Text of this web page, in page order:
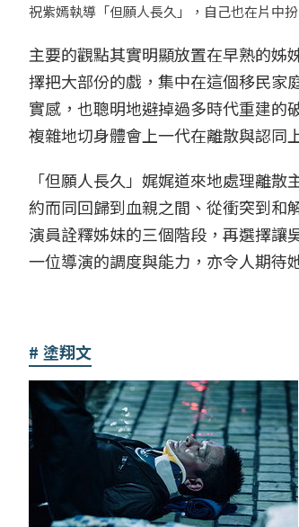
祝紫嫣執導「但願人長久」，自己也在片中
主要的觀點其實明顯放置在早熟的姊
擇把大部份的戲，集中在這個移民家
實感，也聰明地避掉過多時代重建的
複雜地切身體會上一代在離散與認同
「但願人長久」娓娓道來地處理離
約而同回歸到血親之間、從衝突到和
演員詮釋姊妹的三個階段，再選擇讓
一位導演的調度與能力，亦令人期待
塗翔文